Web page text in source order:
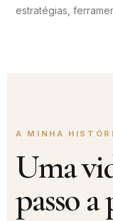
estratégias,
A MINHA
Uma
passo a